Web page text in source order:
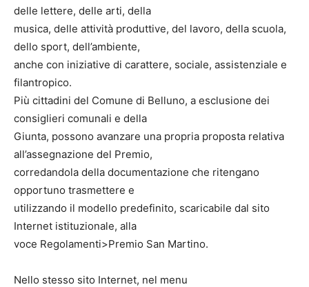
delle lettere, delle arti, della
musica, delle attività produttive, del lavoro, della scuola,
dello sport, dell’ambiente,
anche con iniziative di carattere, sociale, assistenziale e
filantropico.
Più cittadini del Comune di Belluno, a esclusione dei
consiglieri comunali e della
Giunta, possono avanzare una propria proposta relativa
all’assegnazione del Premio,
corredandola della documentazione che ritengano
opportuno trasmettere e
utilizzando il modello predefinito, scaricabile dal sito
Internet istituzionale, alla
voce Regolamenti>Premio San Martino.
Nello stesso sito Internet, nel menu